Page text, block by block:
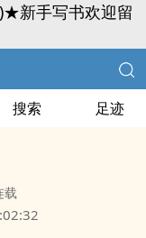
新手写书欢迎留
搜索 足迹
载